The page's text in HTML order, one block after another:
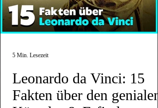
Leonardo da Vinci: 15
Fakten über den genialen
5 Min. Lesezeit